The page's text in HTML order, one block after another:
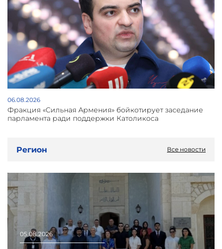
06.08.2026
Фракция «Сильная Армения» бойкотирует заседание
парламента ради поддержки Католикоса
Регион Все новости
05.08.2026